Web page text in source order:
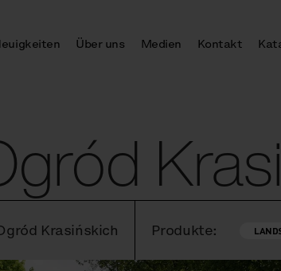
Über uns Medien Kontakt
Krasińskich Produkte: